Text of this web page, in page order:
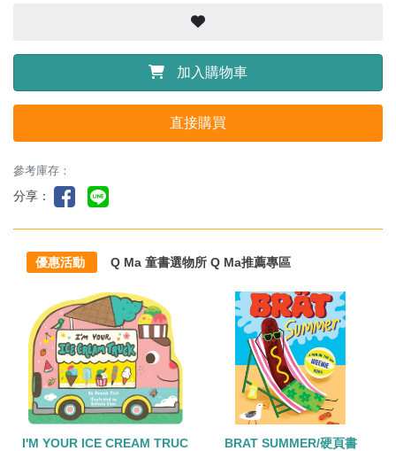
加入購物車
直接購買
參考庫存：
分享：
優惠活動 Q Ma 童書選物所 Q Ma推薦專區
I'M YOUR ICE CREAM TRUCK/硬頁書BRAT SUMMER/硬頁書